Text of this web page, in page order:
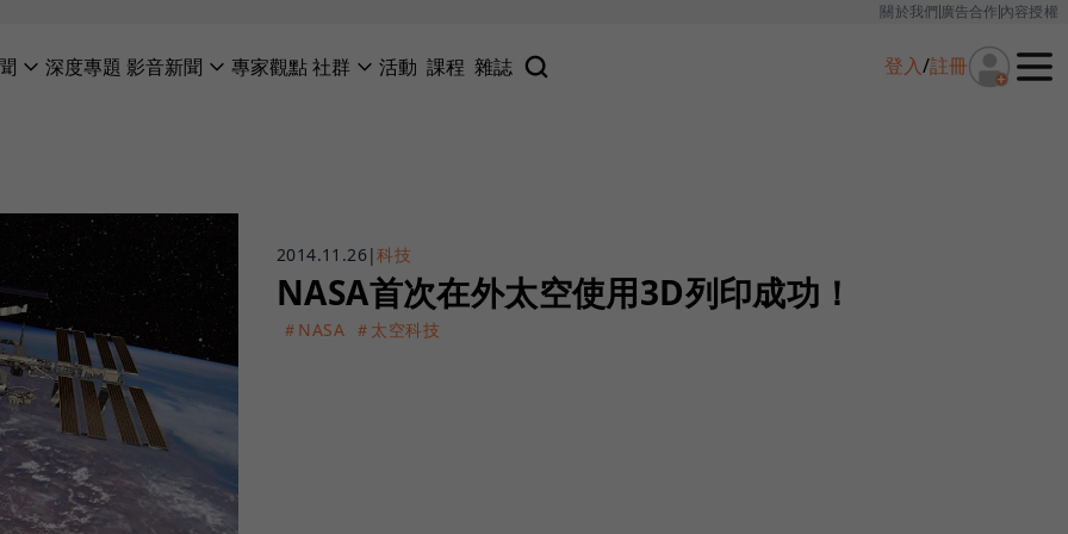
關於我們廣告合作內容授權
深度專題 影音新聞 專家觀點社群 活動 課程 雜誌 登入/註冊
2014.11.26|科技
NASA首次在外太空使用3D列印成功！
＃NASA ＃太空科技